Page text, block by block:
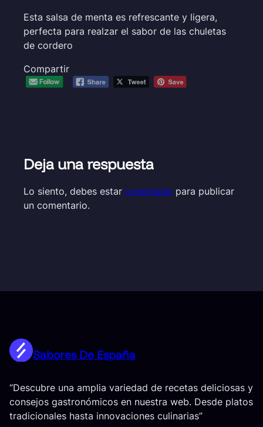
Esta salsa de menta es refrescante y ligera,
perfecta para realzar el sabor de las chuletas
de cordero
Compartir
Deja una respuesta
Lo siento, debes estar conectado para publicar
un comentario.
Sabores De España
“Descubre una amplia variedad de recetas deliciosas y
consejos gastronómicos en nuestra web. Desde platos
tradicionales hasta innovaciones culinarias”